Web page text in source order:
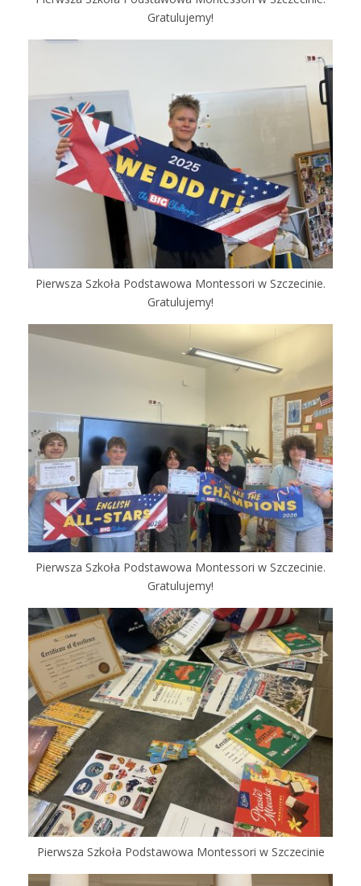
Gratulujemy!
Pierwsza Szkoła Podstawowa Montessori w Szczecinie.
Gratulujemy!
Pierwsza Szkoła Podstawowa Montessori w Szczecinie.
Gratulujemy!
Pierwsza Szkoła Podstawowa Montessori w Szczecinie